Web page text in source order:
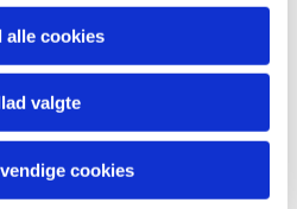
alle cookies
valgte
cookies
velsignelse
guldbryllup.
der også i Holbøl
med
familie for at takke